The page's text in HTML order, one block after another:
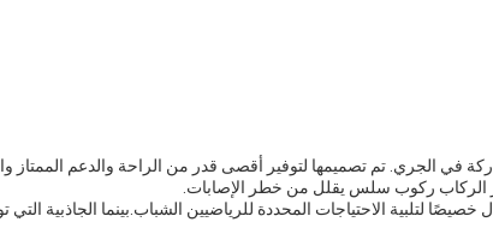
الجري. تم تصميمها لتوفير أقصى قدر من الراحة والدعم الممتاز
الركاب ركوب سلس يقلل من خطر الإصابات.
لتلبية الاحتياجات المحددة للرياضيين الشباب.بينما الجاذبية